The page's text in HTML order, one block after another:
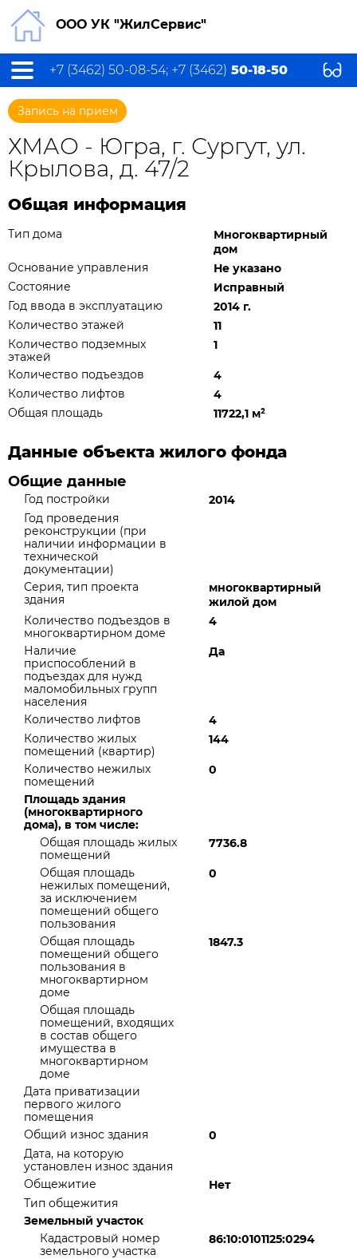
ООО УК "ЖилСервис"
+7 (3462) 50-08-54; +7 (3462) 50-18-50
Запись на прием
ХМАО - Югра, г. Сургут, ул.
Крылова, д. 47/2
Общая информация
Тип дома
Многоквартирный
дом
Основание управления
Не указано
Состояние
Исправный
Год ввода в эксплуатацию
2014 г.
Количество этажей
11
Количество подземных
этажей
1
Количество подъездов
4
Количество лифтов
4
Общая площадь
11722,1 м²
Данные объекта жилого фонда
Общие данные
Год постройки
2014
Год проведения
реконструкции (при
наличии информации в
технической
документации)
Серия, тип проекта
здания
многоквартирный
жилой дом
Количество подъездов в
многоквартирном доме
4
Наличие
приспособлений в
подъездах для нужд
маломобильных групп
населения
Да
Количество лифтов
4
Количество жилых
помещений (квартир)
144
Количество нежилых
помещений
0
Площадь здания
(многоквартирного
дома), в том числе:
Общая площадь жилых
помещений
7736.8
Общая площадь
нежилых помещений,
за исключением
помещений общего
пользования
0
Общая площадь
помещений общего
пользования в
многоквартирном
доме
1847.3
Общая площадь
помещений, входящих
в состав общего
имущества в
многоквартирном
доме
Дата приватизации
первого жилого
помещения
Общий износ здания
0
Дата, на которую
установлен износ здания
Общежитие
Нет
Тип общежития
Земельный участок
Кадастровый номер
земельного участка
86:10:0101125:0294